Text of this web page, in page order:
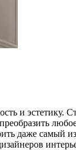
и
даже самый